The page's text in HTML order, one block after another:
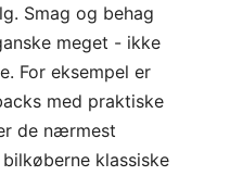
Smag og behag
meget - ikke
For eksempel er
med praktiske
de nærmest
klassiske